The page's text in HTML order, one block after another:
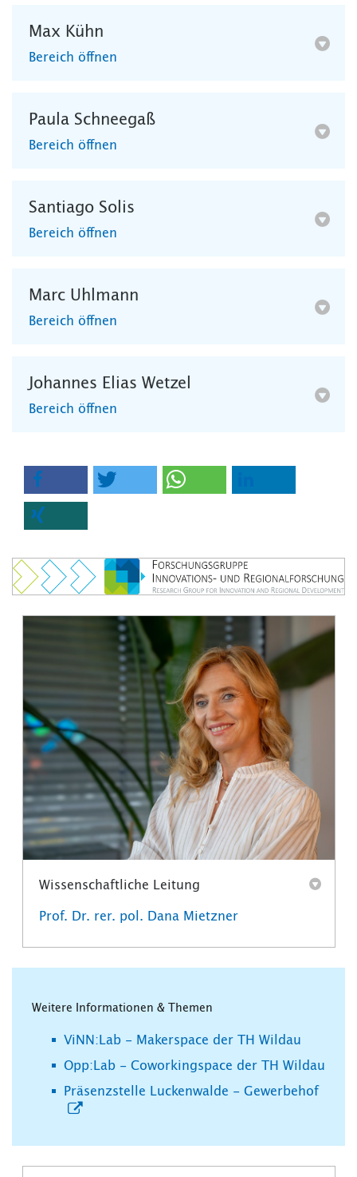
Max Kühn
Bereich öffnen
Paula Schneegaß
Bereich öffnen
Santiago Solis
Bereich öffnen
Marc Uhlmann
Bereich öffnen
Johannes Elias Wetzel
Bereich öffnen
Wissenschaftliche Leitung
Prof. Dr. rer. pol. Dana Mietzner
Weitere Informationen & Themen
ViNN:Lab - Makerspace der TH Wildau
Opp:Lab - Coworkingspace der TH Wildau
Präsenzstelle Luckenwalde - Gewerbehof